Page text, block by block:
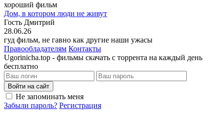
хороший фильм
Дом, в котором люди не живут
Гость Дмитрий
28.06.26
гуд фильм, не гавно как другие наши ужасы
Правообладателям Контакты
Ugorinicha.top - фильмы скачать с торрента на каждый день
бесплатно
Войти на сайт
Не запоминать меня
Забыли пароль? Регистрация